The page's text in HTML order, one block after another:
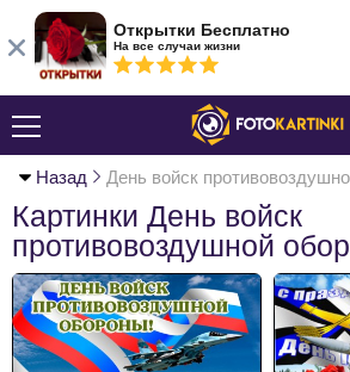
Назад День войск
Картинки День войск
противовоздушной
Открытки Бесплатно
На все случаи жизни